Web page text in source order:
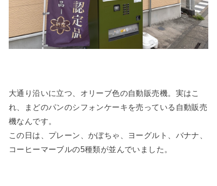
大通り沿いに立つ、オリーブ色の自動販売機。実はこ
れ、まどのパンのシフォンケーキを売っている自動販売
機なんです。
この日は、プレーン、かぼちゃ、ヨーグルト、バナナ、
コーヒーマーブルの5種類が並んでいました。